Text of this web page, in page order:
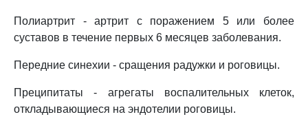
Полиартрит - артрит с поражением 5 или более
суставов в течение первых 6 месяцев заболевания.
Передние синехии - сращения радужки и роговицы.
Преципитаты - агрегаты воспалительных клеток,
откладывающиеся на эндотелии роговицы.